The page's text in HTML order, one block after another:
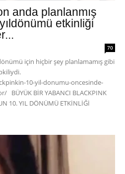
anda planlanmış
etkinliği
70
için hiçbir şey planlamamış gibi
10-yil-donumu-oncesinde-
BÜYÜK BİR YABANCI BLACKPINK
10. YIL DÖNÜMÜ ETKİNLİĞİ